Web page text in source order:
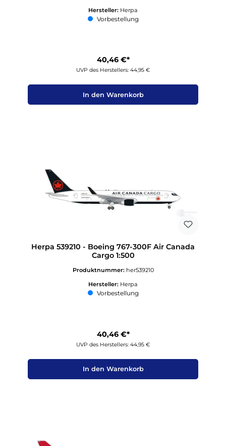
Hersteller: Herpa
Vorbestellung
40,46 €*
UVP des Herstellers: 44,95 €
In den Warenkorb
Herpa 539210 - Boeing 767-300F Air Canada
Cargo 1:500
Produktnummer: her539210
Hersteller: Herpa
Vorbestellung
40,46 €*
UVP des Herstellers: 44,95 €
In den Warenkorb